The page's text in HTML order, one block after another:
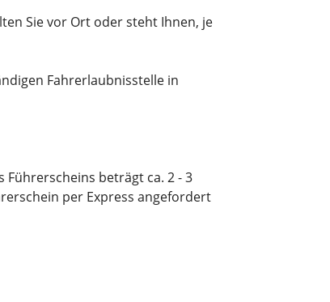
Sie vor Ort oder steht Ihnen, je
Fahrerlaubnisstelle in
beträgt ca. 2 - 3
per Express angefordert